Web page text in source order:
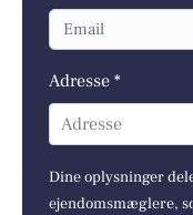
Adresse *
Adresse
Dine oplysninger
ejendomsmæglere,